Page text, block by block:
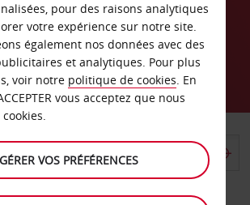
de voiture
autre agence de retour
pour des raisons analytiques
votre expérience sur notre site.
également nos données avec des
et analytiques. Pour plus
voir notre politique de cookies. En
vous acceptez que nous
GÉRER VOS PRÉFÉRENCES